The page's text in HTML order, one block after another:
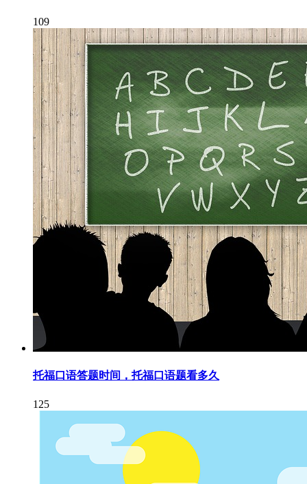
109
托福口语答题时间，托福口语题看多久
125